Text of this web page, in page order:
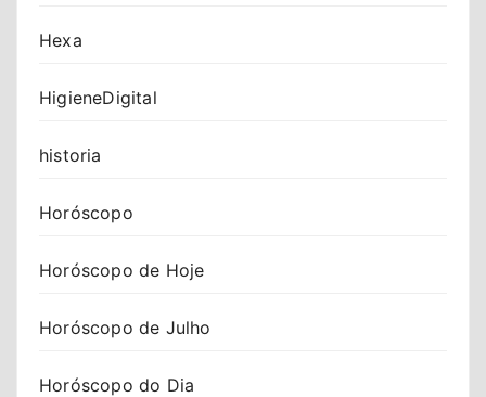
Hexa
HigieneDigital
historia
Horóscopo
Horóscopo de Hoje
Horóscopo de Julho
Horóscopo do Dia